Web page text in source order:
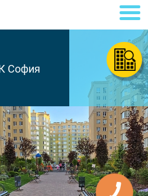
София